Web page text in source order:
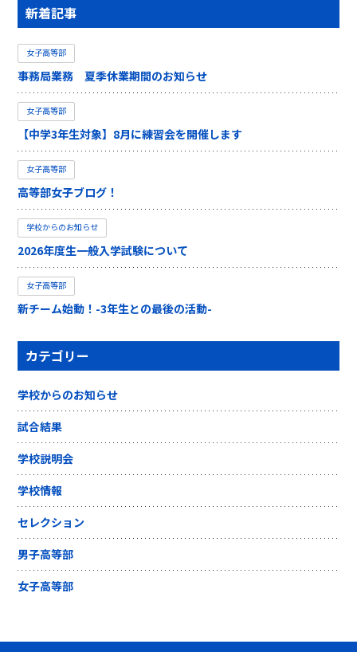
新着記事
女子高等部
事務局業務 夏季休業期間のお知らせ
女子高等部
【中学3年生対象】8月に練習会を開催します
女子高等部
高等部女子ブログ！
学校からのお知らせ
2026年度生一般入学試験について
女子高等部
新チーム始動！-3年生との最後の活動-
カテゴリー
学校からのお知らせ
試合結果
学校説明会
学校情報
セレクション
男子高等部
女子高等部